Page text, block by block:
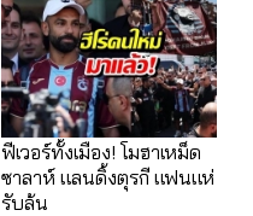
ฟีเวอร์ทั้งเมือง! โมฮาเหม็ด
ซาลาห์ แลนดิ้งตุรกี แฟนแห่
รับล้น